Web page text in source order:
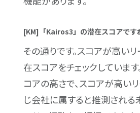
[KM]「Kairos3」の潜在スコアです
その通りです。スコアが高いリ
在スコアをチェックしています
コアの高さで、スコアが高い
じ会社に属すると推測される